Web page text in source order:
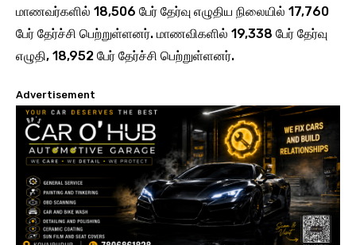
மாணவர்களில் 18,506 பேர் தேர்வு எழுதிய நிலையில் 17,760
பேர் தேர்ச்சி பெற்றுள்ளனர். மாணவிகளில் 19,338 பேர் தேர்வு
எழுதி, 18,952 பேர் தேர்ச்சி பெற்றுள்ளனர்.
Advertisement